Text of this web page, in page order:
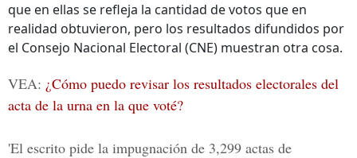
que en ellas se refleja la cantidad de votos que en
realidad obtuvieron, pero los resultados difundidos por
el Consejo Nacional Electoral (CNE) muestran otra cosa.
VEA: ¿Cómo puedo revisar los resultados electorales del
acta de la urna en la que voté?
'El escrito pide la impugnación de 3,299 actas de